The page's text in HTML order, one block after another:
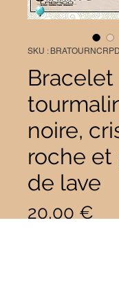
SKU :
Bracelet
noire,
roche et
de lave
20,00 €